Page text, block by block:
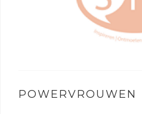
POWERVROUWEN